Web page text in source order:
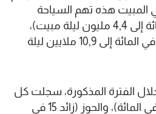
2024 أن ليالي المبيت هذه تهم السياحة
الوطنية (ناقص 3 في المائة إلى 4,4 مليون ليلة مبيت)،
والسياحة الدولية (زائد 13 في المائة إلى 10,9 ملايين ليلة
الفترة المذكورة، سجلت كل
من وجهة أكادير (زائد 17 في المائة)، والحوز (زائد 15 في